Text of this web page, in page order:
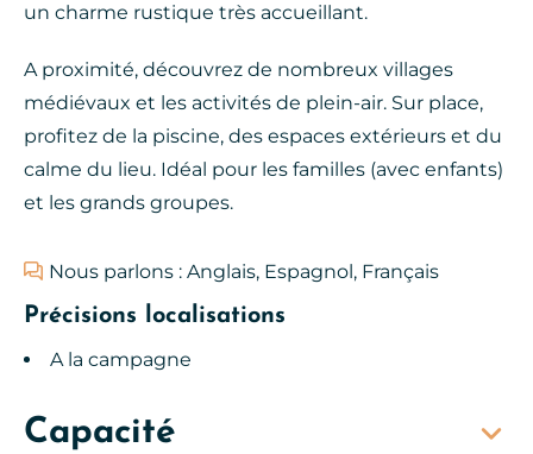
un charme rustique très accueillant.
A proximité, découvrez de nombreux villages
médiévaux et les activités de plein-air. Sur place,
profitez de la piscine, des espaces extérieurs et du
calme du lieu. Idéal pour les familles (avec enfants)
et les grands groupes.
Nous parlons : Anglais, Espagnol, Français
Précisions localisations
A la campagne
Capacité